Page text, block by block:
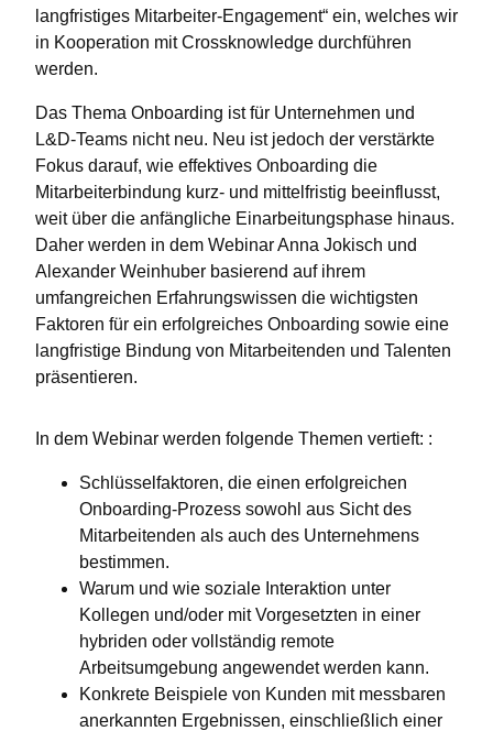
langfristiges Mitarbeiter-Engagement“ ein, welches wir
in Kooperation mit Crossknowledge durchführen
werden.
Das Thema Onboarding ist für Unternehmen und
L&D-Teams nicht neu. Neu ist jedoch der verstärkte
Fokus darauf, wie effektives Onboarding die
Mitarbeiterbindung kurz- und mittelfristig beeinflusst,
weit über die anfängliche Einarbeitungsphase hinaus.
Daher werden in dem Webinar Anna Jokisch und
Alexander Weinhuber basierend auf ihrem
umfangreichen Erfahrungswissen die wichtigsten
Faktoren für ein erfolgreiches Onboarding sowie eine
langfristige Bindung von Mitarbeitenden und Talenten
präsentieren.
In dem Webinar werden folgende Themen vertieft: :
Schlüsselfaktoren, die einen erfolgreichen
Onboarding-Prozess sowohl aus Sicht des
Mitarbeitenden als auch des Unternehmens
bestimmen.
Warum und wie soziale Interaktion unter
Kollegen und/oder mit Vorgesetzten in einer
hybriden oder vollständig remote
Arbeitsumgebung angewendet werden kann.
Konkrete Beispiele von Kunden mit messbaren
anerkannten Ergebnissen, einschließlich einer